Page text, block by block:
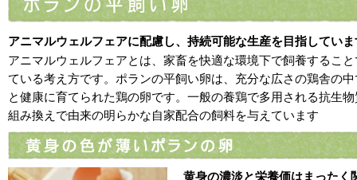
アニマルウェルフェアに配慮し、持続可能な生産を目指してい
アニマルウェルフェアとは、家畜を快適な環境下で飼養するこ
ている考え方です。ポランの平飼い卵は、充分な広さの鶏舎の
と健康に育てられた鶏の卵です。一般の養鶏で多用される抗生
組み換えで由来の明らかな自家配合の飼料を与えています
黄身の濃淡と栄養価はまったく